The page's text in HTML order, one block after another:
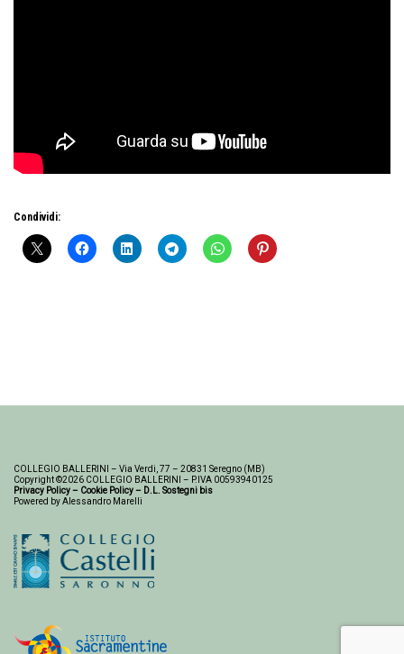
Condividi:
COLLEGIO BALLERINI – Via Verdi, 77 – 20831 Seregno (MB)
Copyright ©2026 COLLEGIO BALLERINI – P.IVA 00593940125
Privacy Policy– Cookie Policy– D.L. Sostegni bis
Powered by Alessandro Marelli